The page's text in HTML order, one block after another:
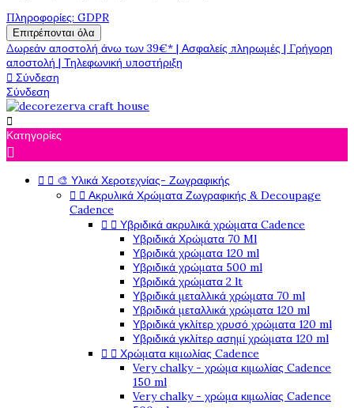
Πληροφορίες: GDPR
Επιτρέπονται όλα
Δωρεάν αποστολή άνω των 39€* | Ασφαλείς πληρωμές | Γρήγορη
αποστολή | Τηλεφωνική υποστήριξη
 Σύνδεση
Σύνδεση

Κατηγορίες

  🎨 Υλικά Χεροτεχνίας- Ζωγραφικής
  Ακρυλικά Χρώματα Ζωγραφικής & Decoupage
Cadence
  Υβριδικά ακρυλικά χρώματα Cadence
Υβριδικά Χρώματα 70 Ml
Υβριδικά χρώματα 120 ml
Υβριδικά χρώματα 500 ml
Υβριδικά χρώματα 2 lt
Υβριδικά μεταλλικά χρώματα 70 ml
Υβριδικά μεταλλικά χρώματα 120 ml
Υβριδικά γκλίτερ χρυσό χρώματα 120 ml
Υβριδικά γκλίτερ ασημί χρώματα 120 ml
  Χρώματα κιμωλίας Cadence
Very chalky - χρώμα κιμωλίας Cadence
150 ml
Very chalky - χρώμα κιμωλίας Cadence